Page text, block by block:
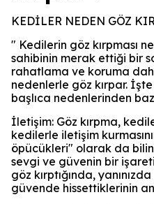
KEDİLER NEDEN GÖZ
" Kedilerin göz kırpması
sahibinin merak ettiği bir
rahatlama ve koruma
nedenlerle göz kırpar. İşte
başlıca nedenlerinden
İletişim: Göz kırpma,
kedilerle iletişim
öpücükleri" olarak da
sevgi ve güvenin bir
göz kırptığında,
güvende hissettiklerinin